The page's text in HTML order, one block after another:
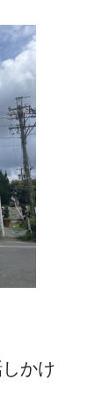
かけ